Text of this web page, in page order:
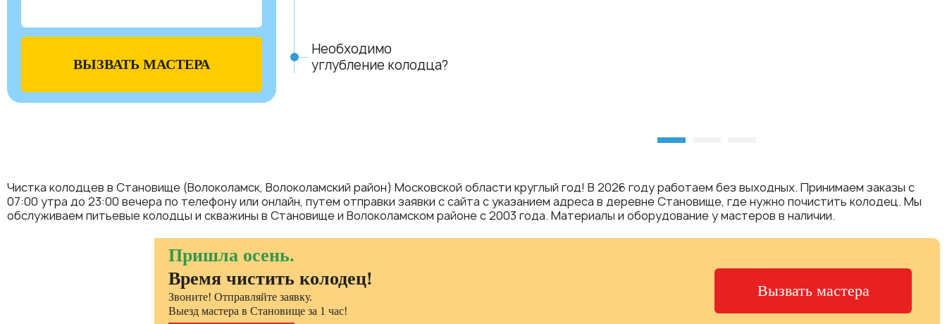
ВЫЗВАТЬ МАСТЕРА
Необходимо
углубление колодца?
Чистка колодцев в Становище (Волоколамск, Волоколамский район) Московской области круглый год! В 2026 году работаем без выходных. Принимаем заказы с
07:00 утра до 23:00 вечера по телефону или онлайн, путем отправки заявки с сайта с указанием адреса в деревне Становище, где нужно почистить колодец. Мы
обслуживаем питьевые колодцы и скважины в Становище и Волоколамском районе с 2003 года. Материалы и оборудование у мастеров в наличии.
Пришла осень.
Время чистить колодец!
Звоните! Отправляйте заявку.
Выезд мастера в Становище за 1 час!
Вызвать мастера